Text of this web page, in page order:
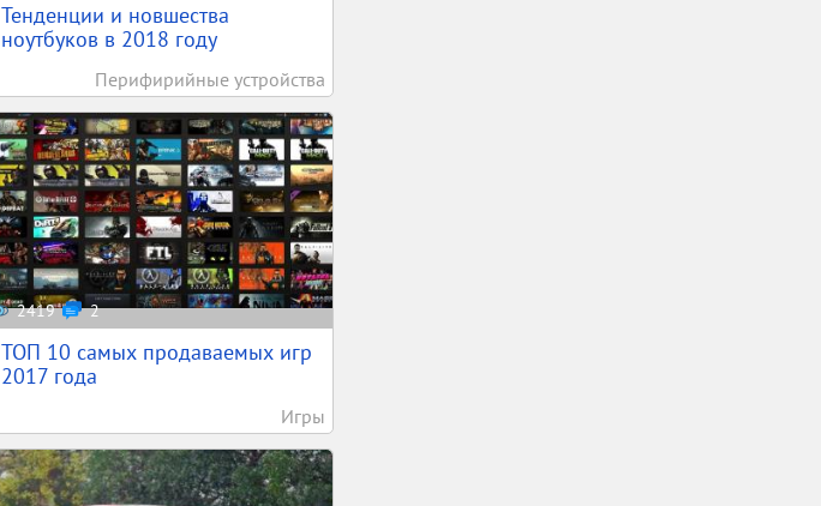
Тенденции и новшества
ноутбуков в 2018 году
Перифирийные устройства
2419 2
ТОП 10 самых продаваемых игр
2017 года
Игры